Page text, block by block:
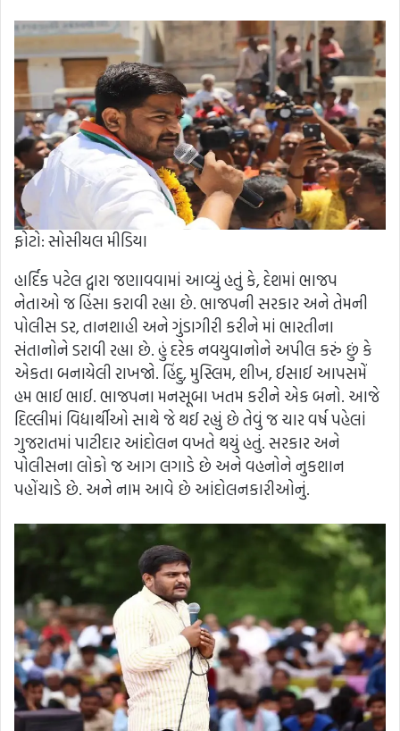
ફોટો: સોસીયલ મીડિયા
હાર્દિક પટેલ દ્વારા જણાવવામાં આવ્યું હતું કે, દેશમાં ભાજપ
નેતાઓ જ હિંસા કરાવી રહ્યા છે. ભાજપની સરકાર અને તેમની
પોલીસ ડર, તાનશાહી અને ગુંડાગીરી કરીને માં ભારતીના
સંતાનોને ડરાવી રહ્યા છે. હું દરેક નવયુવાનોને અપીલ કરું છું કે
એકતા બનાયેલી રાખજો. હિંદુ, મુસ્લિમ, શીખ, ઈસાઈ આપસમેં
હમ ભાઈ ભાઈ. ભાજપના મનસૂબા ખતમ કરીને એક બનો. આજે
દિલ્લીમાં વિદ્યાર્થીઓ સાથે જે થઈ રહ્યું છે તેવું જ ચાર વર્ષ પહેલાં
ગુજરાતમાં પાટીદાર આંદોલન વખતે થયું હતું. સરકાર અને
પોલીસના લોકો જ આગ લગાડે છે અને વહનોને નુકશાન
પહોંચાડે છે. અને નામ આવે છે આંદોલનકારીઓનું.